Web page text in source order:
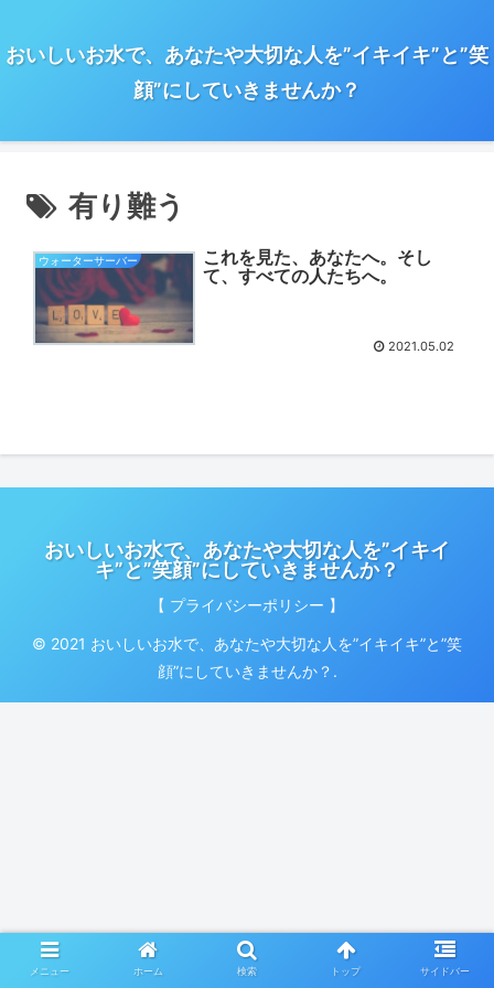
おいしいお水で、あなたや大切な人を”イキイキ”と”笑
顔”にしていきませんか？
有り難う
ウォーターサーバー
これを見た、あなたへ。そし
て、すべての人たちへ。
2021.05.02
おいしいお水で、あなたや大切な人を”イキイ
キ”と”笑顔”にしていきませんか？
【 プライバシーポリシー 】
© 2021 おいしいお水で、あなたや大切な人を”イキイキ”と”笑
顔”にしていきませんか？.
メニュー ホーム 検索 トップ サイドバー